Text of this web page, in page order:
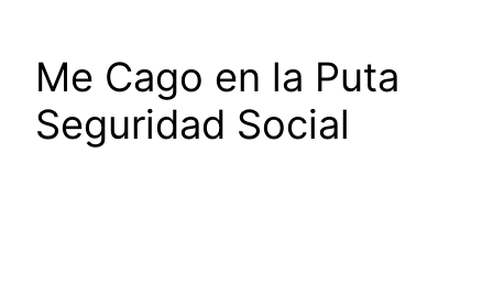
Me Cago en la Puta
Seguridad Social